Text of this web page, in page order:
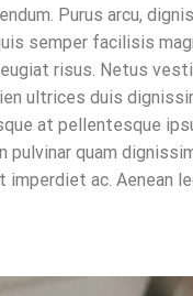
Purus arcu,
semper facilisis
risus. Netus
ultrices duis
at pellentesque
quam
ac. Aenean